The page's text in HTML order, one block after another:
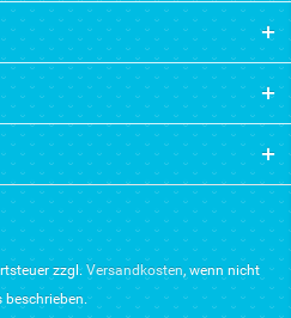
zzgl. Versandkosten, wenn nicht
beschrieben.